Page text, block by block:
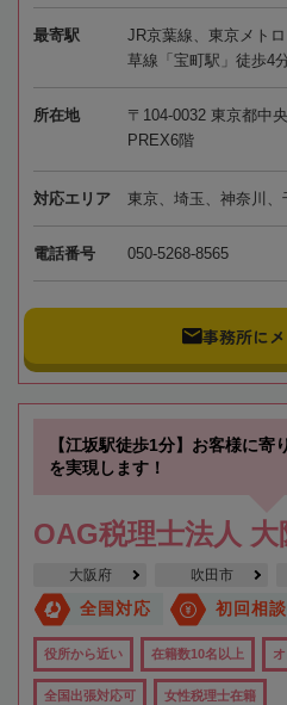
最寄駅
JR京葉線、東京メト
草線「宝町駅」徒歩4
所在地
〒104-0032 東京都中
PREX6階
対応エリア 東京、埼玉、神奈川
電話番号 050-5268-8565
事務所に
【江坂駅徒歩1分】お客様に寄
を実現します！
OAG税理士法人 大
大阪府 吹田市
全国対応 初回相
役所から近い 在籍数10名以上
全国出張対応可 女性税理士在籍